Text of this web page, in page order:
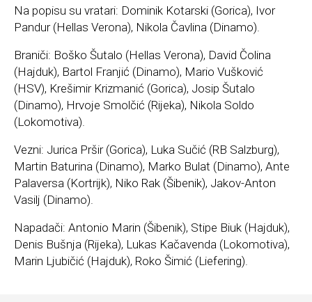
Na popisu su vratari: Dominik Kotarski (Gorica), Ivor
Pandur (Hellas Verona), Nikola Čavlina (Dinamo).
Braniči: Boško Šutalo (Hellas Verona), David Čolina
(Hajduk), Bartol Franjić (Dinamo), Mario Vušković
(HSV), Krešimir Krizmanić (Gorica), Josip Šutalo
(Dinamo), Hrvoje Smolčić (Rijeka), Nikola Soldo
(Lokomotiva).
Vezni: Jurica Pršir (Gorica), Luka Sučić (RB Salzburg),
Martin Baturina (Dinamo), Marko Bulat (Dinamo), Ante
Palaversa (Kortrijk), Niko Rak (Šibenik), Jakov-Anton
Vasilj (Dinamo).
Napadači: Antonio Marin (Šibenik), Stipe Biuk (Hajduk),
Denis Bušnja (Rijeka), Lukas Kačavenda (Lokomotiva),
Marin Ljubičić (Hajduk), Roko Šimić (Liefering).